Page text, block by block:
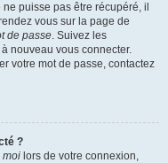
puisse pas être récupéré, il
vous sur la page de
de passe. Suivez les
nouveau vous connecter.
votre mot de passe, contactez
?
moi lors de votre connexion,